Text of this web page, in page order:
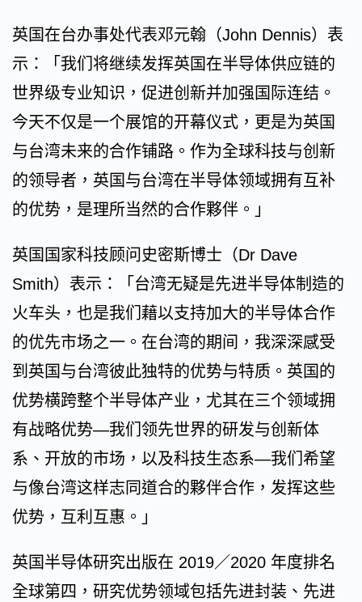
英国在台办事处代表邓元翰（John Dennis）表
示：「我们将继续发挥英国在半导体供应链的
世界级专业知识，促进创新并加强国际连结。
今天不仅是一个展馆的开幕仪式，更是为英国
与台湾未来的合作铺路。作为全球科技与创新
的领导者，英国与台湾在半导体领域拥有互补
的优势，是理所当然的合作夥伴。」
英国国家科技顾问史密斯博士（Dr Dave
Smith）表示：「台湾无疑是先进半导体制造的
火车头，也是我们藉以支持加大的半导体合作
的优先市场之一。在台湾的期间，我深深感受
到英国与台湾彼此独特的优势与特质。英国的
优势横跨整个半导体产业，尤其在三个领域拥
有战略优势—我们领先世界的研发与创新体
系、开放的市场，以及科技生态系—我们希望
与像台湾这样志同道合的夥伴合作，发挥这些
优势，互利互惠。」
英国半导体研究出版在 2019／2020 年度排名
全球第四，研究优势领域包括先进封装、先进